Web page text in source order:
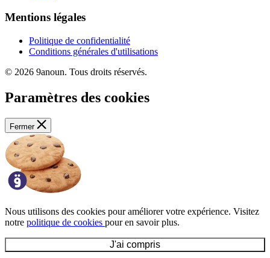
Mentions légales
Politique de confidentialité
Conditions générales d'utilisations
© 2026 9anoun. Tous droits réservés.
Paramètres des cookies
Fermer
Nous utilisons des cookies pour améliorer votre expérience. Visitez
notre politique de cookies pour en savoir plus.
J'ai compris